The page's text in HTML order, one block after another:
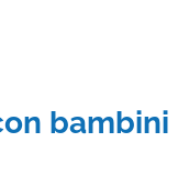
bambini